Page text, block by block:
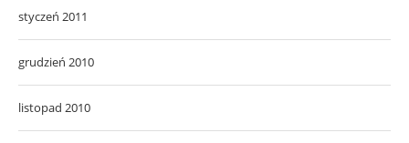
styczeń 2011
grudzień 2010
listopad 2010